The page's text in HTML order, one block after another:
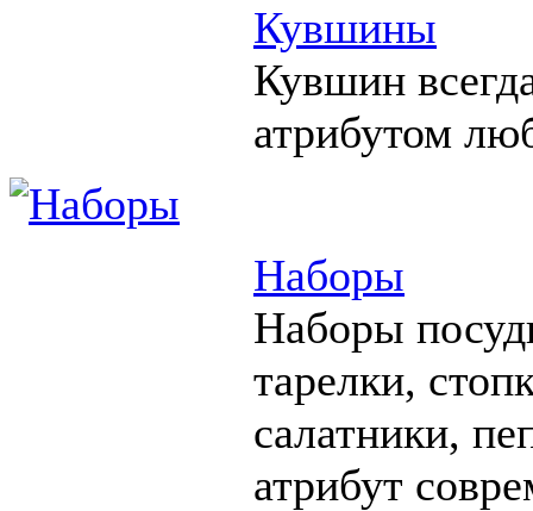
Кувшины
Кувшин
атрибутом
Наборы
Наборы
тарелки,
салатники,
атрибут